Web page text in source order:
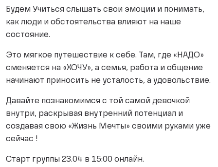
Будем Учиться слышать свои эмоции и понимать,
как люди и обстоятельства влияют на наше
состояние.
Это мягкое путешествие к себе. Там, где «НАДО»
сменяется на «ХОЧУ», а семья, работа и общение
начинают приносить не усталость, а удовольствие.
Давайте познакомимся с той самой девочкой
внутри, раскрывая внутренний потенциал и
создавая свою «Жизнь Мечты» своими руками уже
сейчас !
Старт группы 23.04 в 15:00 онлайн.